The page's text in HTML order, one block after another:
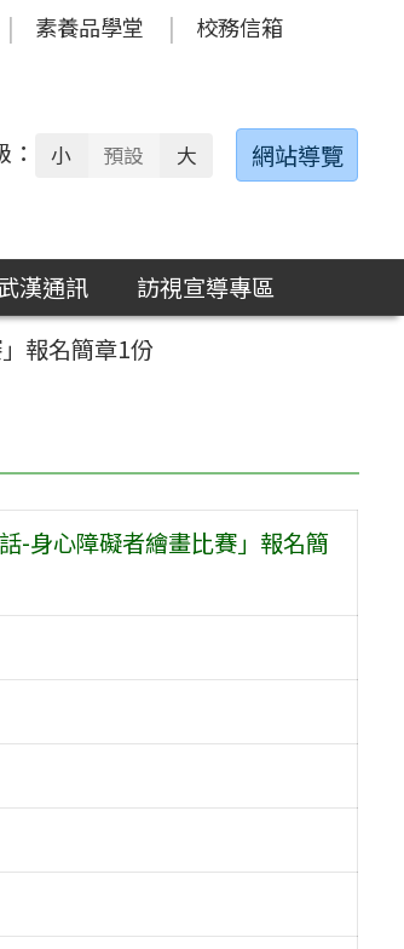
素養品學堂 校務信箱
： 小 預設 大 網站導覽
漢通訊
訪視宣導專區
報名簡章1份
-身心障礙者繪畫比賽」報名簡